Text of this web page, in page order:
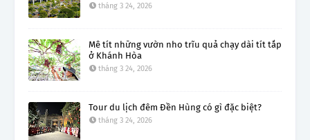
tháng 3 24, 2026
Mê tít những vườn nho trĩu quả chạy dài tít tắp
ở Khánh Hòa
tháng 3 24, 2026
Tour du lịch đêm Đền Hùng có gì đặc biệt?
tháng 3 24, 2026